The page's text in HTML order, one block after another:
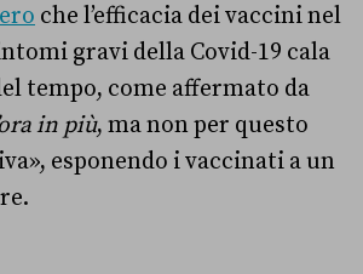
che l’efficacia dei vaccini nel
gravi della Covid-19 cala
tempo, come affermato da
in più, ma non per questo
», esponendo i vaccinati a un